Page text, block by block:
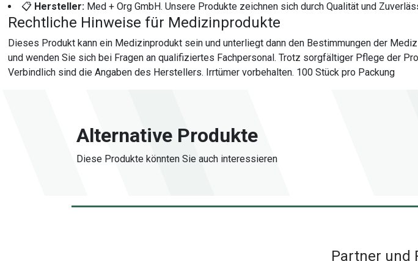
📋 Hersteller: Med + Org GmbH. Unsere Produkte zeichnen sich durch Qualität und
Rechtliche Hinweise für Medizinprodukte
Dieses Produkt kann ein Medizinprodukt sein und unterliegt dann den Bestimmungen der
und wenden Sie sich bei Fragen an qualifiziertes Fachpersonal. Trotz sorgfältiger Pflege der
Verbindlich sind die Angaben des Herstellers. Irrtümer vorbehalten. 100 Stück pro Packung
Alternative Produkte
Diese Produkte könnten Sie auch interessieren
Partner und